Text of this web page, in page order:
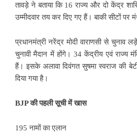
तावड़े ने बताया कि 16 राज्य और दो केंद्र
उम्मीदवार तय कर दिए गए हैं। बाकी सीटों पर
प्रधानमंत्री नरेंद्र मोदी वाराणसी से चुनाव
चुनावी मैदान में होंगे। 34 केंद्रीय एवं राज्य
हैं। इसके अलावा दिवंगत सुषमा स्वराज की
दिया गया है।
BJP की पहली सूची में खास
195 नामों का एलान